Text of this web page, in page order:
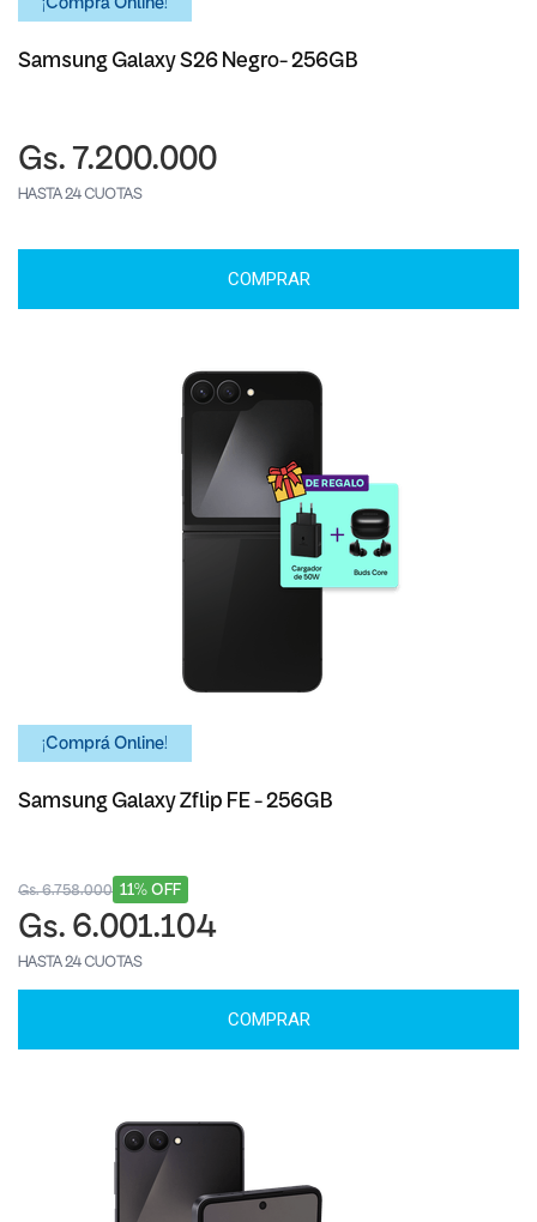
¡Comprá Online!
Samsung Galaxy S26 Negro- 256GB
Gs. 7.200.000
HASTA 24 CUOTAS
COMPRAR
¡Comprá Online!
Samsung Galaxy Zflip FE - 256GB
11% OFF
Gs. 6.758.000
Gs. 6.001.104
HASTA 24 CUOTAS
COMPRAR